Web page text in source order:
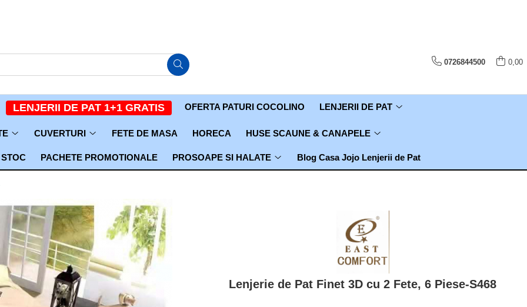
0726844500 0,00
LENJERII DE PAT 1+1 GRATIS OFERTA PATURI COCOLINO LENJERII DE PAT
CUVERTURI FETE DE MASA HORECA HUSE SCAUNE & CANAPELE
PACHETE PROMOTIONALE PROSOAPE SI HALATE Blog Casa Jojo Lenjerii de Pat
Lenjerie de Pat Finet 3D cu 2 Fete, 6 Piese-S468